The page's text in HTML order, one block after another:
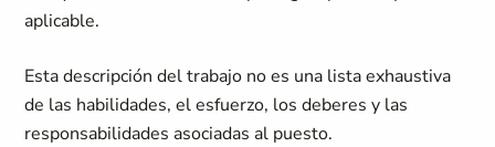
aplicable.
Esta descripción del trabajo no es una lista exhaustiva
de las habilidades, el esfuerzo, los deberes y las
responsabilidades asociadas al puesto.